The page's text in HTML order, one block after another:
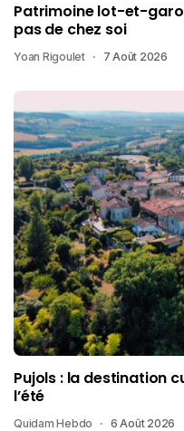
Patrimoine lot-et-
pas de chez soi
Yoan Rigoulet 7 Août 2026
Pujols : la destination
l’été
Quidam Hebdo 6 Août 2026